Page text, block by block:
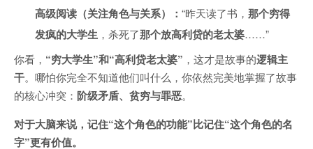
高级阅读（关注角色与关系）： “昨天读了书， 那个穷得
发疯的大学生 ，杀死了那个放高利贷的老太婆……”
你看， “穷大学生”和“高利贷老太婆” ，这才是故事的逻辑主
干。哪怕你完全不知道他们叫什么，你依然完美地掌握了故事
的核心冲突： 阶级矛盾、贫穷与罪恶。
对于大脑来说，记住“这个角色的功能”比记住“这个角色的名
字”更有价值。